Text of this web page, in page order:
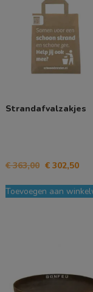
Strandafvalzakjes
€363,00
was:
€302,50
is:
Toevoegen aan